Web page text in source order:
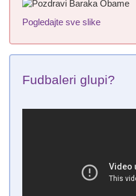
Pogledajte sve slike
Fudbaleri glupi?